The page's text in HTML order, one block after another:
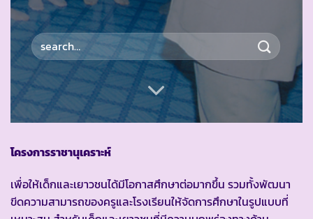
โครงการราชานุเคราะห์
เพื่อให้เด็กและเยาวชนได้มีโอกาสศึกษาต่อมากขึ้น รวมทั้งพัฒนา
ขีดความสามารถของครูและโรงเรียนให้จัดการศึกษาในรูปแบบที่